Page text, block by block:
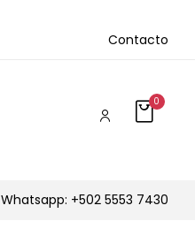
Contacto
0
Whatsapp: +502 5553 7430